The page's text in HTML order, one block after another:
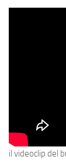
il videoclip del